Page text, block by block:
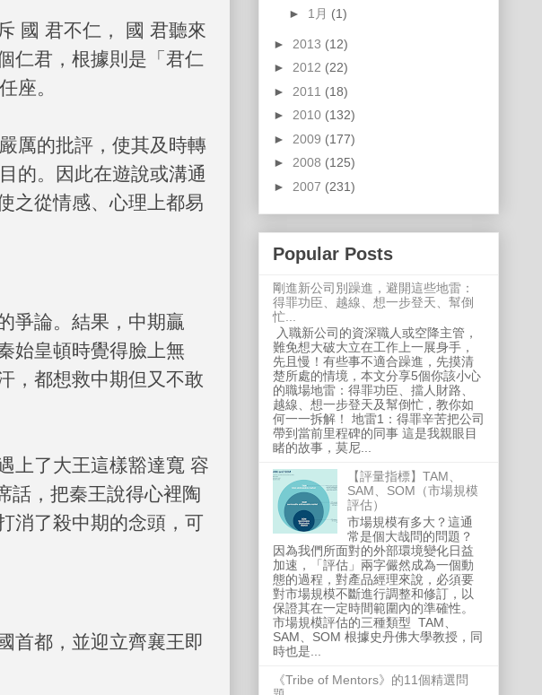
國 君不仁， 國 君聽來
仁君，根據則是「君仁
座。
厲的批評，使其及時轉
的。因此在遊說或溝通
之從情感、心理上都易
爭論。結果，中期贏
始皇頓時覺得臉上無
，都想救中期但又不敢
上了大王這樣豁達寬 容
話，把秦王說得心裡陶
消了殺中期的念頭，可
首都，並迎立齊襄王即
► 1月 (1)
► 2013 (12)
► 2012 (22)
► 2011 (18)
► 2010 (132)
► 2009 (177)
► 2008 (125)
► 2007 (231)
Popular Posts
剛進新公司別躁進，避開這些地雷：
得罪功臣、越線、想一步登天、幫倒
忙...
入職新公司的資深職人或空降主管，
難免想大破大立在工作上一展身手，
先且慢！有些事不適合躁進，先摸清
楚所處的情境，本文分享5個你該小心
的職場地雷：得罪功臣、擋人財路、
越線、想一步登天及幫倒忙，教你如
何一一拆解！ 地雷1：得罪辛苦把公司
帶到當前里程碑的同事 這是我親眼目
睹的故事，莫尼...
【評量指標】TAM、
SAM、SOM（市場規模
評估）
市場規模有多大？這通
常是個大哉問的問題？
因為我們所面對的外部環境變化日益
加速，「評估」兩字儼然成為一個動
態的過程，對產品經理來說，必須要
對市場規模不斷進行調整和修訂，以
保證其在一定時間範圍內的準確性。
市場規模評估的三種類型 TAM、
SAM、SOM 根據史丹佛大學教授，同
時也是...
《Tribe of Mentors》的11個精選問